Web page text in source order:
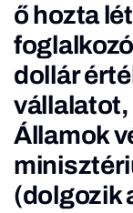
ő hozta
dollár
vállalatot,
Államok
(dolgozik